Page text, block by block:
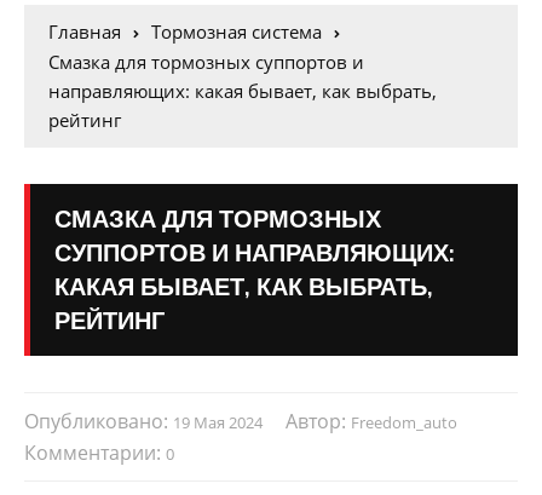
Главная
Тормозная система
Смазка для тормозных суппортов и
направляющих: какая бывает, как выбрать,
рейтинг
СМАЗКА ДЛЯ ТОРМОЗНЫХ
СУППОРТОВ И НАПРАВЛЯЮЩИХ:
КАКАЯ БЫВАЕТ, КАК ВЫБРАТЬ,
РЕЙТИНГ
Опубликовано: 19 Мая 2024 Автор: Freedom_auto
Комментарии: 0